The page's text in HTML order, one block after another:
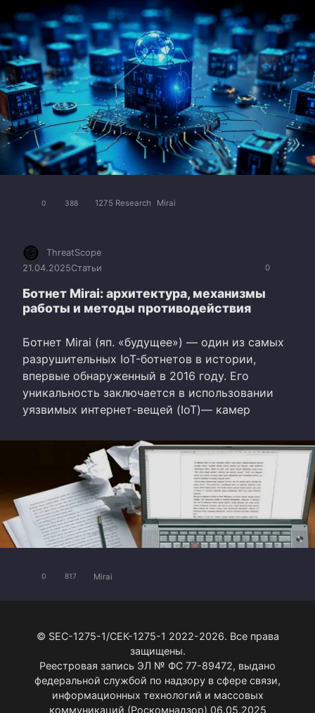
0 388 1275 Research Mirai
0
ThreatScope
21.04.2025Статьи
Ботнет Mirai: архитектура, механизмы
работы и методы противодействия
Ботнет Mirai (яп. «будущее») — один из самых
разрушительных IoT-ботнетов в истории,
впервые обнаруженный в 2016 году. Его
уникальность заключается в использовании
уязвимых интернет-вещей (IoT)— камер
0 817 Mirai
© SEC-1275-1/СЕК-1275-1 2022-2026. Все права
защищены.
Реестровая запись ЭЛ № ФС 77-89472, выдано
федеральной службой по надзору в сфере связи,
информационных технологий и массовых
коммуникаций (Роскомнадзор) 06.05.2025